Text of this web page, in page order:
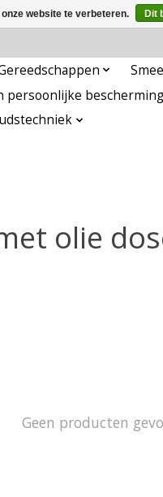
persoonlijke bescherming
olie
Geen producten
website te verbeteren. Dit